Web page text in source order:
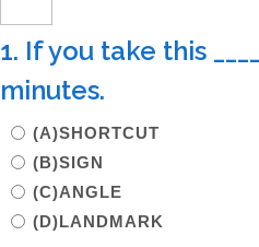
1. If you take this
minutes.
(A)SHORTCUT
(B)SIGN
(C)ANGLE
(D)LANDMARK